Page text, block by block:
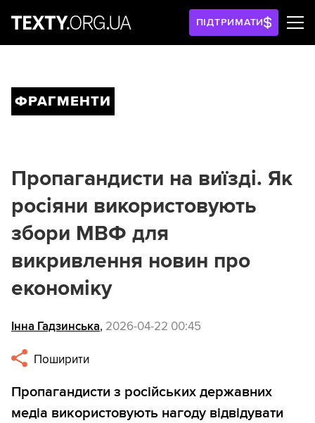
ПІДТРИМАТИ
ФРАГМЕНТИ
Пропагандисти на виїзді. Як
росіяни використовують
збори МВФ для
викривлення новин про
економіку
Інна Гадзинська, 2026-04-22 00:45
Поширити
Пропагандисти з російських державних
медіа використовують нагоду відвідувати